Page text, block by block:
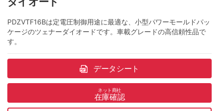
PDZVTF16Bは定電圧制御用途に最適な、小型パワーモールドパッ
ケージのツェナーダイオードです。車載グレードの高信頼性品で
す。
データシート
ネット商社
在庫確認